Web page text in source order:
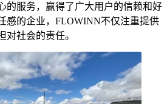
的服务，赢得了广大用户的信赖和好
感的企业，FLOWINN不仅注重提供
对社会的责任。